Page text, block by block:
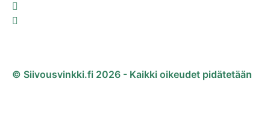
© Siivousvinkki.fi 2026 - Kaikki oikeudet pidätetään